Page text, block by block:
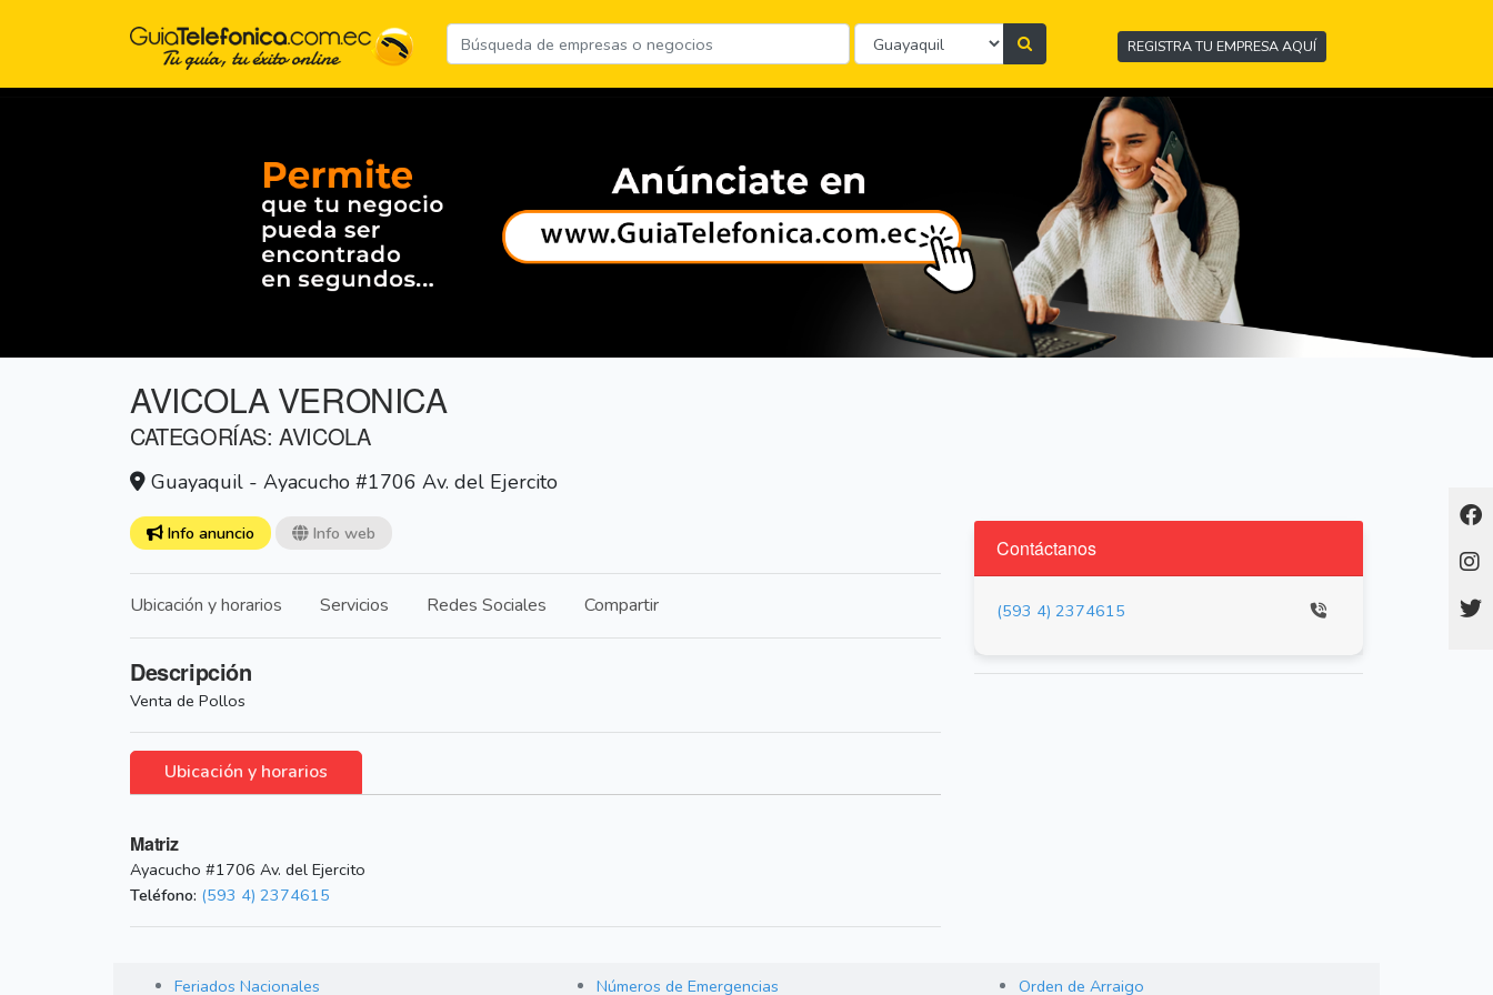
REGISTRA TU EMPRESA AQUÍ
AVICOLA VERONICA
CATEGORÍAS: AVICOLA
Guayaquil - Ayacucho #1706 Av. del Ejercito
Info anuncio Info web
Ubicación y horarios Servicios Redes Sociales Compartir
Descripción
Venta de Pollos
Ubicación y horarios
Matriz
Ayacucho #1706 Av. del Ejercito
Teléfono: (593 4) 2374615
Contáctanos
(593 4) 2374615
Feriados Nacionales Números de Emergencias Orden de Arraigo